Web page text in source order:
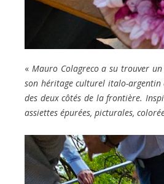
« Mauro Colagreco a su trouver
son héritage culturel italo-
des deux côtés de la frontière.
assiettes épurées, picturales,